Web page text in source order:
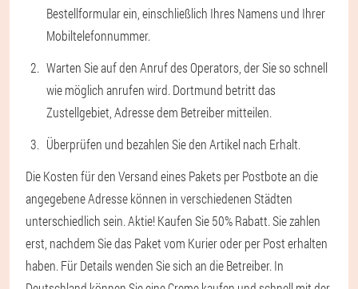
Bestellformular ein, einschließlich Ihres Namens und Ihrer
Mobiltelefonnummer.
Warten Sie auf den Anruf des Operators, der Sie so schnell
wie möglich anrufen wird. Dortmund betritt das
Zustellgebiet, Adresse dem Betreiber mitteilen.
Überprüfen und bezahlen Sie den Artikel nach Erhalt.
Die Kosten für den Versand eines Pakets per Postbote an die
angegebene Adresse können in verschiedenen Städten
unterschiedlich sein. Aktie! Kaufen Sie 50% Rabatt. Sie zahlen
erst, nachdem Sie das Paket vom Kurier oder per Post erhalten
haben. Für Details wenden Sie sich an die Betreiber. In